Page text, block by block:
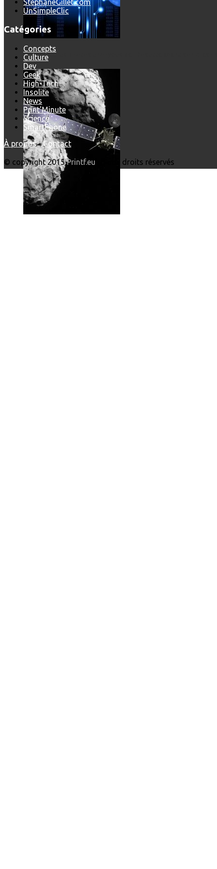
Les dernières photos envoyées par Rosetta avant son crash
StephaneGillet.com
UnSimpleClic
Catégories
Concepts
Culture
Dev
Geek
High-Tech
Insolite
News
Print'Minute
Science
SmartPhone
À propos-Contact
© copyright 2015Printf.eu - Tous droits réservés